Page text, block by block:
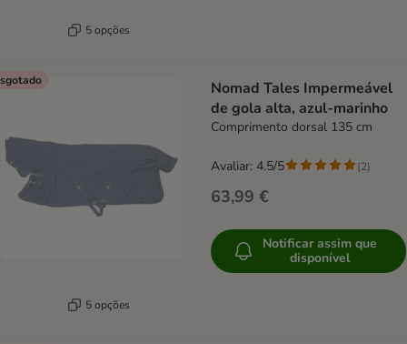
5 opções
5 opções
Nomad Tales Impermeável
de gola alta, azul-marinho
Comprimento dorsal 135 cm
63,99 €
Avaliar: 4.5/5 (2)
Notificar assim que
disponível